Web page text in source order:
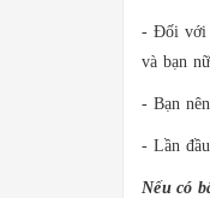
- Đối với
và bạn nữ.
- Bạn
- Lần
Nếu có